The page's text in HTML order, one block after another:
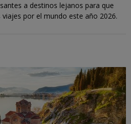
a destinos lejanos para que
por el mundo este año 2026.